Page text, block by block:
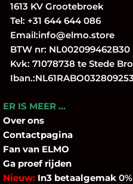
1613 KV Grootebroek
Tel: +31 644 644 086
Email:info@elmo.store
BTW nr: NL002099462B30
Kvk: 71078738 te Stede
ER IS MEER …
Over ons
Contactpagina
Fan van ELMO
Ga proef rijden
Nieuw: In3 betaalgemak